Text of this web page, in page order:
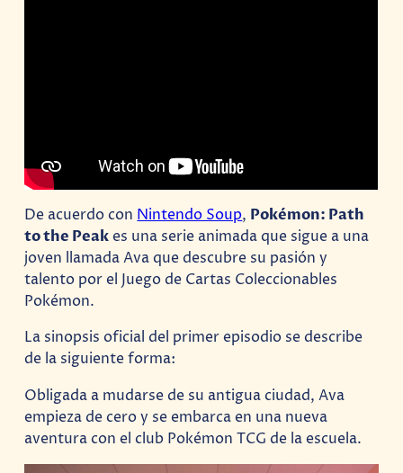
De acuerdo con Nintendo Soup, Pokémon: Path
to the Peakes una serie animada que sigue a una
joven llamada Ava que descubre su pasión y
talento por el Juego de Cartas Coleccionables
Pokémon.
La sinopsis oficial del primer episodio se describe
de la siguiente forma:
Obligada a mudarse de su antigua ciudad, Ava
empieza de cero y se embarca en una nueva
aventura con el club Pokémon TCG de la escuela.